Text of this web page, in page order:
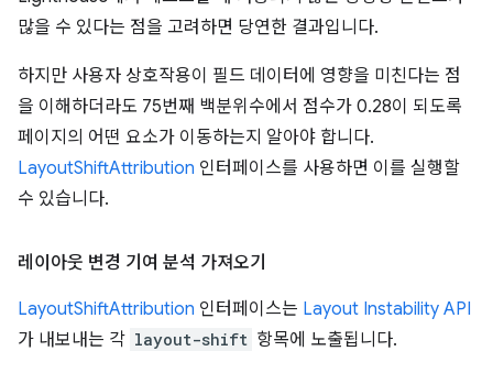
많을 수 있다는 점을 고려하면 당연한 결과입니다.
하지만 사용자 상호작용이 필드 데이터에 영향을 미친다는 점
을 이해하더라도 75번째 백분위수에서 점수가 0.28이 되도록
페이지의 어떤 요소가 이동하는지 알아야 합니다.
LayoutShiftAttribution 인터페이스를 사용하면 이를 실행할
수 있습니다.
레이아웃 변경 기여 분석 가져오기
LayoutShiftAttribution 인터페이스는 Layout Instability API
가 내보내는 각 layout-shift 항목에 노출됩니다.